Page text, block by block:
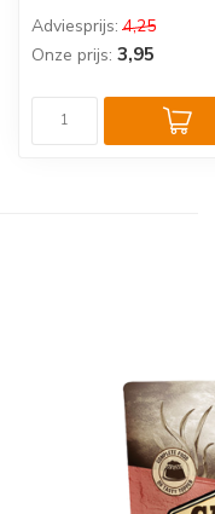
puppyvoer met ...
Adviesprijs: 4,25
Onze prijs: 3,95